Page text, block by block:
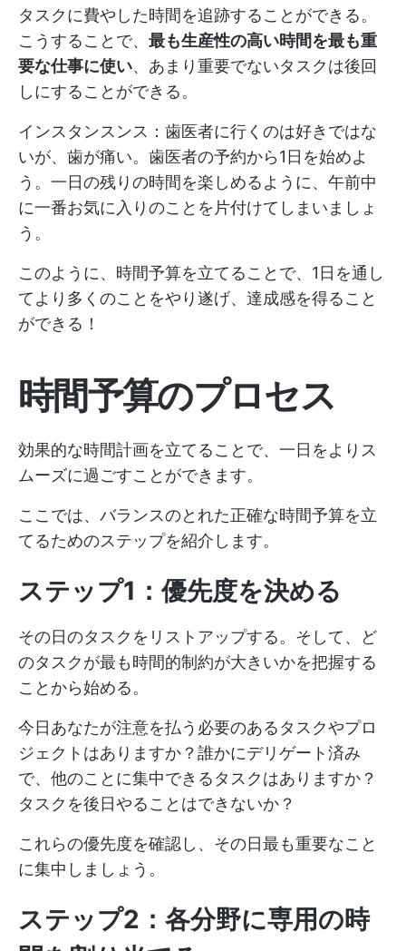
タスクに費やした時間を追跡することができる。
こうすることで、 最も生産性の高い時間を最も重
要な仕事に使い、あまり重要でないタスクは後回
しにすることができる。
インスタンスンス：歯医者に行くのは好きではな
いが、歯が痛い。歯医者の予約から1日を始めよ
う。一日の残りの時間を楽しめるように、午前中
に一番お気に入りのことを片付けてしまいましょ
う。
このように、時間予算を立てることで、1日を通し
てより多くのことをやり遂げ、達成感を得ること
ができる！
時間予算のプロセス
効果的な時間計画を立てることで、一日をよりス
ムーズに過ごすことができます。
ここでは、バランスのとれた正確な時間予算を立
てるためのステップを紹介します。
ステップ1：優先度を決める
その日のタスクをリストアップする。そして、ど
のタスクが最も時間的制約が大きいかを把握する
ことから始める。
今日あなたが注意を払う必要のあるタスクやプロ
ジェクトはありますか？誰かにデリゲート済み
で、他のことに集中できるタスクはありますか？
タスクを後日やることはできないか？
これらの優先度を確認し、その日最も重要なこと
に集中しましょう。
ステップ2：各分野に専用の時